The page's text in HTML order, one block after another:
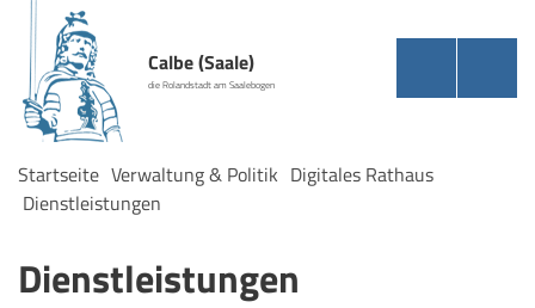
Calbe (Saale)
die Rolandstadt am Saalebogen
Startseite Verwaltung & Politik Digitales Rathaus
Dienstleistungen
Dienstleistungen